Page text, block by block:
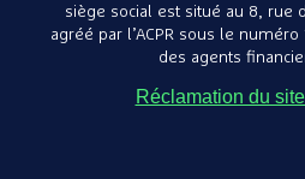
siège social est situé au 8, rue
agréé par l’ACPR sous le
des agents
Réclamation du